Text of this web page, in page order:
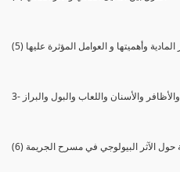
المادية وأهميتها و العوامل المؤثرة عليها
والأظافر والأسنان واللعاب والبول والبراز
حول الآثر البيولوجي في مسرح الجريمة